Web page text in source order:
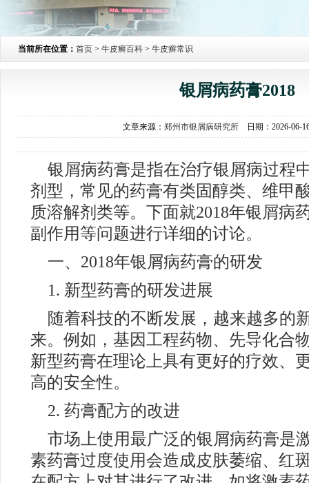
当前所在位置： 首页 > 牛皮癣百科 > 牛皮癣常识
银屑病药膏2018
文章来源： 郑州市银屑病研究所 日期：2026-06-
银屑病药膏是指在治疗银屑病过程
剂型，常见的药膏有类固醇类、维甲
质溶解剂类等。下面就2018年银屑病
副作用等问题进行详细的讨论。
一、2018年银屑病药膏的研发
1. 新型药膏的研发进展
随着科技的不断发展，越来越多的
来。例如，基因工程药物、先导化合
新型药膏在理论上具有更好的疗效、
高的安全性。
2. 药膏配方的改进
市场上使用最广泛的银屑病药膏是
素药膏过度使用会造成皮肤萎缩、红